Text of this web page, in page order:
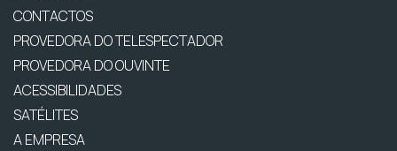
CONTACTOS
PROVEDORA DO TELESPECTADOR
PROVEDORA DO OUVINTE
ACESSIBILIDADES
SATÉLITES
A EMPRESA